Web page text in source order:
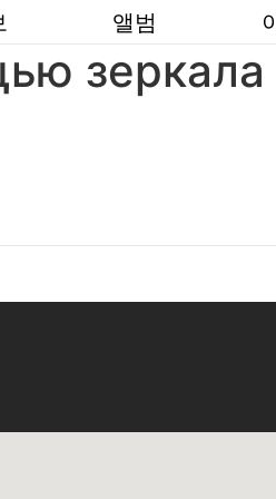
앨범
зеркала